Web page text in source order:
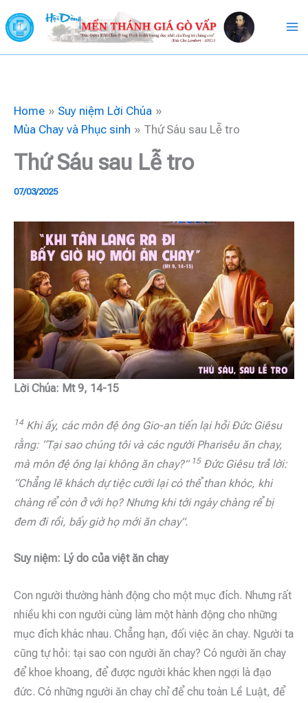
to
content
Home
Suy niệm Lời Chúa
Mùa Chay và Phục sinh
Thứ Sáu sau Lễ tro
Thứ Sáu sau Lễ tro
07/03/2025
Lời Chúa: Mt 9, 14-15
14 Khi ấy, các môn đệ ông Gio-an tiến lại hỏi Đức Giêsu
rằng: “Tại sao chúng tôi và các người Pharisêu ăn chay,
mà môn đệ ông lại không ăn chay?” 15 Đức Giêsu trả lời:
“Chẳng lẽ khách dự tiệc cưới lại có thể than khóc, khi
chàng rể còn ở với họ? Nhưng khi tới ngày chàng rể bị
đem đi rồi, bấy giờ họ mới ăn chay”.
Suy niệm: Lý do của việt ăn chay
Con người thường hành động cho một mục đích. Nhưng rất
nhiều khi con người cùng làm một hành động cho những
mục đích khác nhau. Chẳng hạn, đối việc ăn chay. Người ta
cũng tự hỏi: tại sao con người ăn chay? Có người ăn chay
để khoe khoang, để được người khác khen ngợi là đạo
đức. Có những người ăn chay chỉ để chu toàn Lề Luật, để